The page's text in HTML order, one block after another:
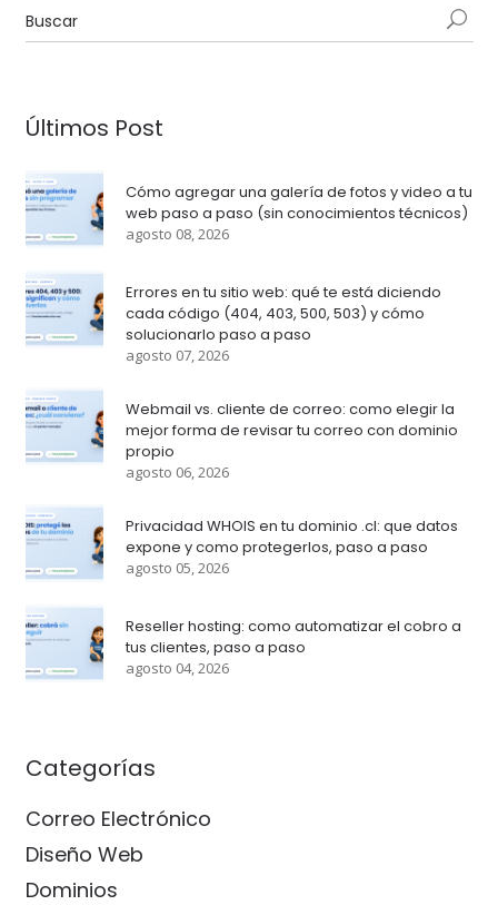
Últimos Post
Cómo agregar una galería de fotos y video a tu
web paso a paso (sin conocimientos técnicos)
agosto 08, 2026
Errores en tu sitio web: qué te está diciendo
cada código (404, 403, 500, 503) y cómo
solucionarlo paso a paso
agosto 07, 2026
Webmail vs. cliente de correo: como elegir la
mejor forma de revisar tu correo con dominio
propio
agosto 06, 2026
Privacidad WHOIS en tu dominio .cl: que datos
expone y como protegerlos, paso a paso
agosto 05, 2026
Reseller hosting: como automatizar el cobro a
tus clientes, paso a paso
agosto 04, 2026
Categorías
Correo Electrónico
Diseño Web
Dominios